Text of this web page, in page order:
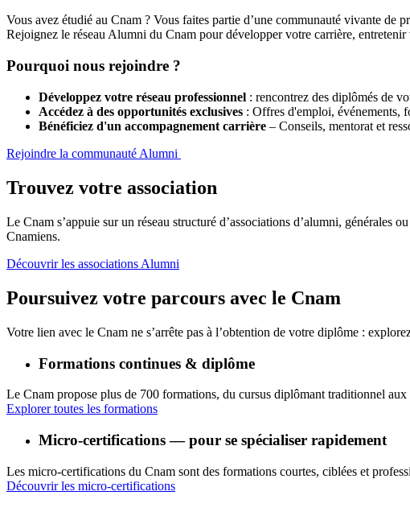
Vous avez étudié au Cnam ? Vous faites partie d’une communauté vivante de
Rejoignez le réseau Alumni du Cnam pour développer votre carrière,
Pourquoi nous rejoindre ?
Développez votre réseau professionnel : rencontrez des diplômés de
Accédez à des opportunités exclusives : Offres d'emploi, événements,
Bénéficiez d'un accompagnement carrière – Conseils, mentorat et
Rejoindre la communauté Alumni
Trouvez votre association
Le Cnam s’appuie sur un réseau structuré d’associations d’alumni, générales
Cnamiens.
Découvrir les associations Alumni
Poursuivez votre parcours avec le Cnam
Votre lien avec le Cnam ne s’arrête pas à l’obtention de votre diplôme :
Formations continues & diplôme
Le Cnam propose plus de 700 formations, du cursus diplômant traditionnel
Explorer toutes les formations
Micro-certifications — pour se spécialiser rapidement
Les micro-certifications du Cnam sont des formations courtes, ciblées et
Découvrir les micro-certifications